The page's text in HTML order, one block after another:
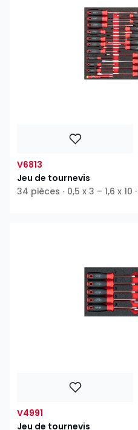
V6813
Jeu de tournevis
34 pièces ∙ 0,5 x 3 – 1,6 x 10
V4991
Jeu de tournevis